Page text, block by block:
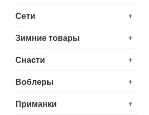
+
Сети
+
Зимние товары
+
Снасти
+
Воблеры
+
Приманки